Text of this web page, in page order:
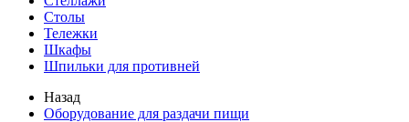
Столы
Тележки
Шкафы
Шпильки для противней
Назад
Оборудование для раздачи пищи